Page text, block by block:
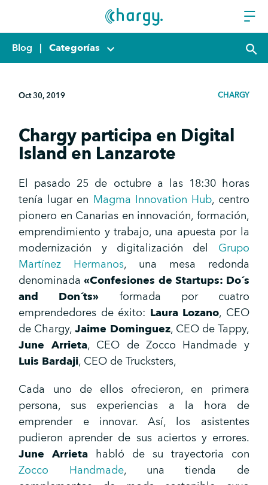
Blog | Categorías keyboard_arrow_down search
Oct 30, 2019 CHARGY
Chargy participa en Digital
Island en Lanzarote
El pasado 25 de octubre a las 18:30 horas
tenía lugar en Magma Innovation Hub, centro
pionero en Canarias en innovación, formación,
emprendimiento y trabajo, una apuesta por la
modernización y digitalización del Grupo
Martínez Hermanos, una mesa redonda
denominada«Confesiones de Startups: Do´s
and Don´ts» formada por cuatro
emprendedores de éxito: Laura Lozano, CEO
de Chargy,Jaime Dominguez, CEO de Tappy,
June Arrieta, CEO de Zocco Handmade y
Luis Bardaji, CEO de Trucksters,
Cada uno de ellos ofrecieron, en primera
persona, sus experiencias a la hora de
emprender e innovar. Así, los asistentes
pudieron aprender de sus aciertos y errores.
June Arrieta habló de su trayectoria con
Zocco Handmade, una tienda de